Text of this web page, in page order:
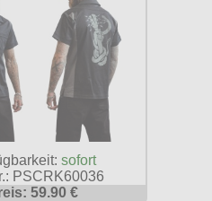
sofort
PSCRK60036
59.90 €